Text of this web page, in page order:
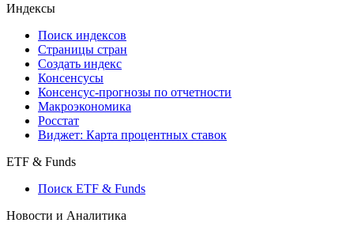
Индексы
Поиск индексов
Страницы стран
Создать индекс
Консенсусы
Консенсус-прогнозы по отчетности
Макроэкономика
Росстат
Виджет: Карта процентных ставок
ETF & Funds
Поиск ETF & Funds
Новости и Аналитика